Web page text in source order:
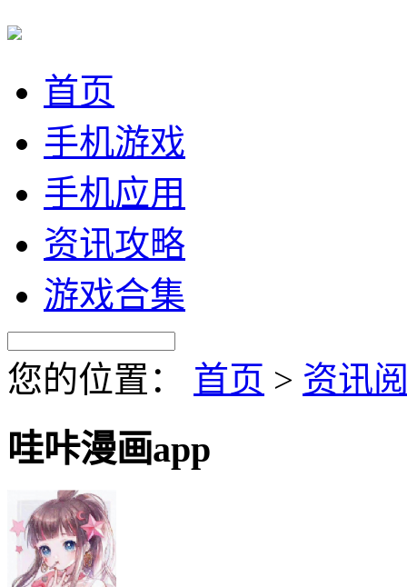
首页
手机游戏
手机应用
资讯攻略
游戏合集
您的位置： 首页 > 资讯
哇咔漫画app